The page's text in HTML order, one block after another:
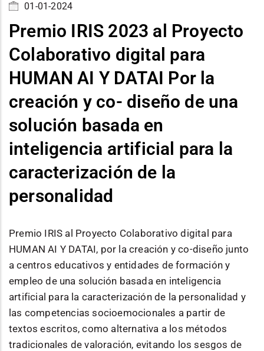
01-01-2024
Premio IRIS 2023 al Proyecto
Colaborativo digital para
HUMAN AI Y DATAI Por la
creación y co- diseño de una
solución basada en
inteligencia artificial para la
caracterización de la
personalidad
Premio IRIS al Proyecto Colaborativo digital para
HUMAN AI Y DATAI, por la creación y co-diseño junto
a centros educativos y entidades de formación y
empleo de una solución basada en inteligencia
artificial para la caracterización de la personalidad y
las competencias socioemocionales a partir de
textos escritos, como alternativa a los métodos
tradicionales de valoración, evitando los sesgos de